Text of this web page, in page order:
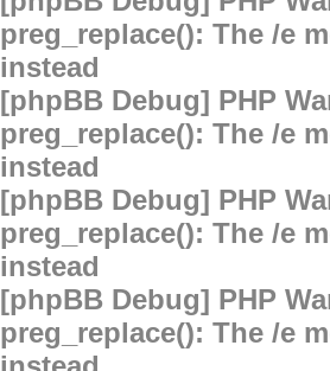
preg_replace(): The /e
instead
[phpBB Debug] PHP
preg_replace(): The /e
instead
[phpBB Debug] PHP
preg_replace(): The /e
instead
[phpBB Debug] PHP
preg_replace(): The /e